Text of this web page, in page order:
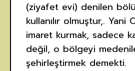
(ziyafet evi) denilen
kullanılır olmuştur,. Yani
imaret kurmak, sadece
değil, o bölgeyi
şehirleştirmek demekti.